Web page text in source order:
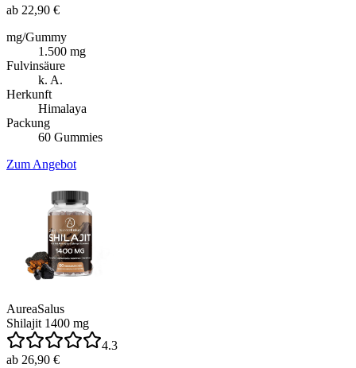
ab 22,90 €
mg/Gummy
1.500 mg
Fulvinsäure
k. A.
Herkunft
Himalaya
Packung
60 Gummies
Zum Angebot
AureaSalus
Shilajit 1400 mg
4.3
ab 26,90 €